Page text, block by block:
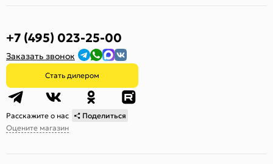
+7 (495) 023-25-00
Заказать звонок
Стать дилером
Расскажите о нас
Поделиться
Оцените магазин